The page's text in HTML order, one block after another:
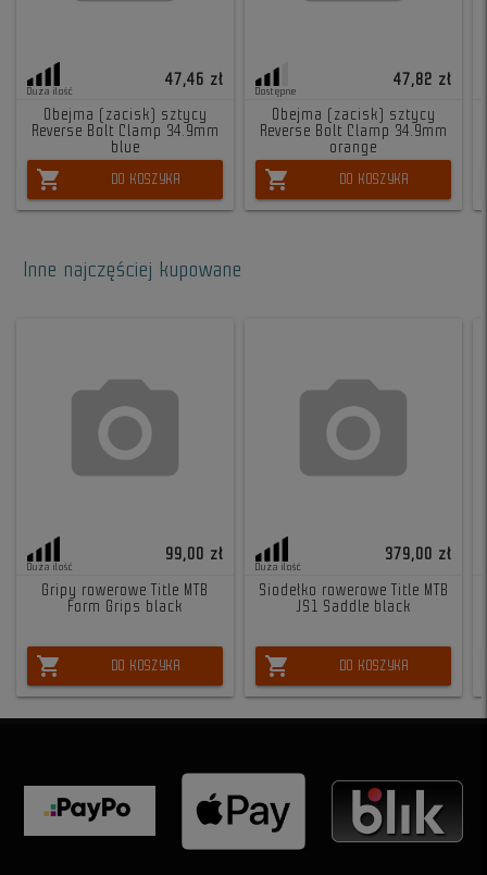
Duża ilość
47,46 zł
Obejma (zacisk) sztycy
Reverse Bolt Clamp 34.9mm
blue
shopping_cart DO KOSZYKA
Dostępne
47,82 zł
Obejma (zacisk) sztycy
Reverse Bolt Clamp 34.9mm
orange
shopping_cart DO KOSZYKA
Inne najczęściej kupowane
Duża ilość
99,00 zł
Gripy rowerowe Title MTB
Form Grips black
shopping_cart DO KOSZYKA
Duża ilość
379,00 zł
Siodełko rowerowe Title MTB
JS1 Saddle black
shopping_cart DO KOSZYKA